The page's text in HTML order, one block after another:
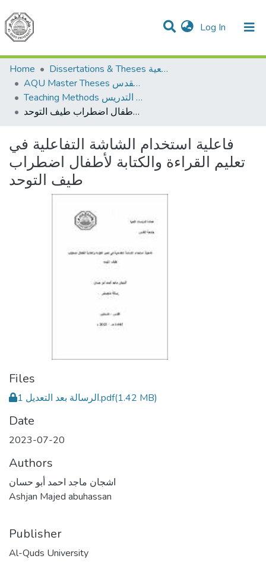
Log In (current)
Communities & Collections
All of DSpace
Home
Dissertations & Theses الرسائل الجامعية
AQU Master Theses الرسائل الجامعية الخاصة بجامعة القدس
Teaching Methods أساليب التدريس
فاعلية استخدام الشاشة التفاعلية في تعليم القراءة والكتابة لأطفال اضطراب طيف التوحد
فاعلية استخدام الشاشة التفاعلية في
تعليم القراءة والكتابة لأطفال اضطراب
طيف التوحد
Files
الرسالة بعد التعديل 1.pdf(1.42 MB)
Date
2023-07-20
Authors
اشجان ماجد احمد أبو حسان
Ashjan Majed abuhassan
Publisher
Al-Quds University